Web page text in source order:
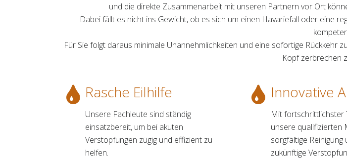
und die direkte Zusammenarbeit mit unseren Partnern vor Ort
Dabei fällt es nicht ins Gewicht, ob es sich um einen Havariefall oder eine
Für Sie folgt daraus minimale Unannehmlichkeiten und eine sofortige Rückkehr
Kopf zerbrechen
Rasche Eilhilfe
Unsere Fachleute sind ständig
einsatzbereit, um bei akuten
Verstopfungen zügig und effizient zu
helfen.
Innovative
Mit fortschrittlichster
unsere qualifizierten
sorgfältige Reinigung
zukünftige